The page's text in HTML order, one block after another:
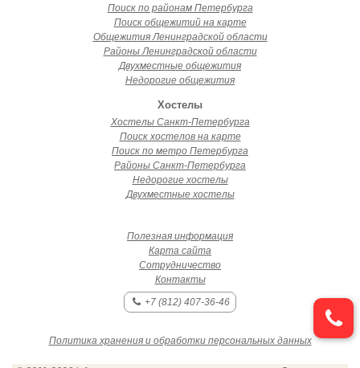
Поиск по районам Петербурга
Поиск общежитий на карте
Общежития Ленинградской области
Районы Ленинградской области
Двухместные общежития
Недорогие общежития
Хостелы
Хостелы Санкт-Петербурга
Поиск хостелов на карте
Поиск по метро Петербурга
Районы Санкт-Петербурга
Недорогие хостелы
Двухместные хостелы
Полезная информация
Карта сайта
Сотрудничество
Контакты
+7 (812) 407-36-46
Политика хранения и обработки персональных данных